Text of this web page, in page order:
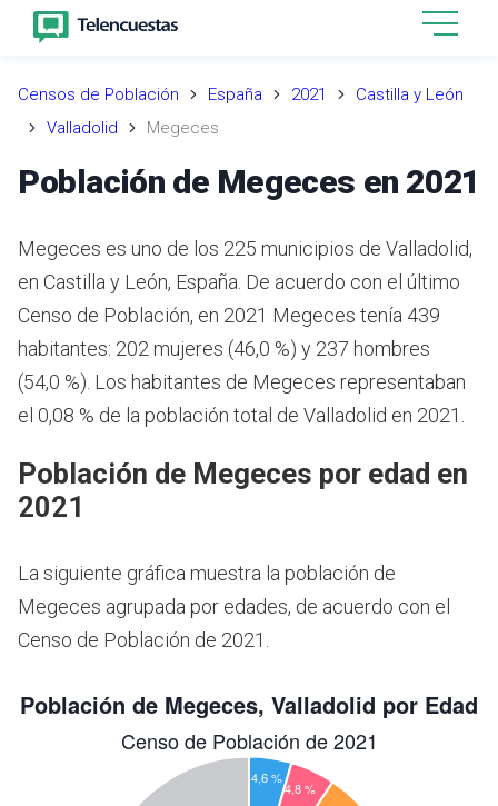
Censos de Población España 2021
Castilla y León
Valladolid
Megeces
Población de Megeces en 2021
Megeces es uno de los 225 municipios de Valladolid,
en Castilla y León, España. De acuerdo con el último
Censo de Población, en 2021 Megeces tenía 439
habitantes: 202 mujeres (46,0 %) y 237 hombres
(54,0 %). Los habitantes de Megeces representaban
el 0,08 % de la población total de Valladolid en 2021.
Población de Megeces por edad en
2021
La siguiente gráfica muestra la población de
Megeces agrupada por edades, de acuerdo con el
Censo de Población de 2021.